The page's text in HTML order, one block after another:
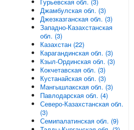
Джамбулская обл. (3)
Джезказганская обл. (3)
Западно-Казахстанская
обл. (3)
Казахстан (22)
Карагандинская обл. (3)
Кзыл-Ординская обл. (3)
Кокчетавская обл. (3)
Кустанайская обл. (3)
Мангышлакская обл. (3)
Павлодарская обл. (4)
Северо-Казахстанская обл.
(3)
Семипалатинская обл. (9)